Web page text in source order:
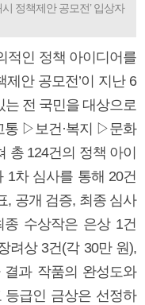
정책제안 공모전’ 입상자
적인 정책 아이디어를
제안 공모전’이 지난 6
전 국민을 대상으로
통 ▷보건·복지 ▷문화
총 124건의 정책 아이
1차 심사를 통해 20건
, 공개 검증, 최종 심사
수상작은 은상 1건
려상 3건(각 30만 원),
결과 작품의 완성도와
등급인 금상은 선정하